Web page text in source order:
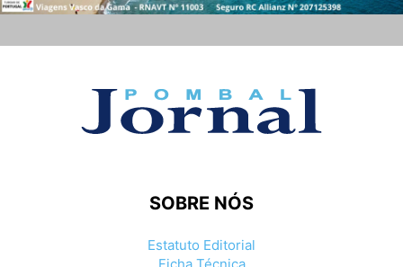
SOBRE NÓS
Estatuto Editorial
Ficha Técnica